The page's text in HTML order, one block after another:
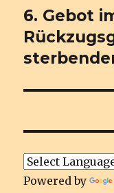
Nächster
Beitrag:
6. Gebot
Powered by